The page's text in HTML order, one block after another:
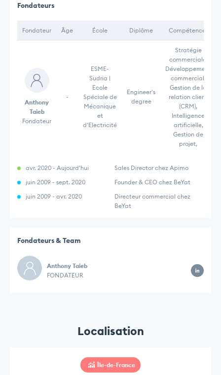
Fondateurs
Fondateur Âge École Diplôme Compétences
Anthony
Taieb
Fondateur
-
ESME-
Sudria |
Ecole
Spéciale de
Mécanique
et
d'Electricité
Engineer's
degree
Stratégie
commerciale,
Développement
commercial,
Gestion de la
relation client
(CRM),
Intelligence
artificielle,
Gestion de
projet,
avr. 2020 - Aujourd'hui
Sales Director chez Apimo
juin 2009 - sept. 2020
Founder & CEO chez BeYat
juin 2009 - avr. 2020
Directeur commercial chez
BeYat
Fondateurs & Team
Anthony Taieb
FONDATEUR
Localisation
Île-de-France